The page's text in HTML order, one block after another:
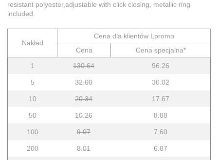
resistant polyester,adjustable with click closing, metallic ring
included
Nakład
Cena dla klientów Lpromo
Cena
Cena specjalna*
1
130.64 96.26
5 32.60 30.02
10 20.34 17.67
50 10.26 8.88
100 9.07 7.60
200 8.01 6.87